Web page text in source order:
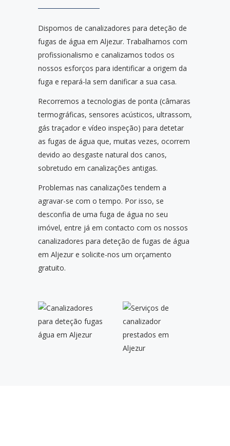
Dispomos de canalizadores para deteção de
fugas de água em Aljezur. Trabalhamos com
profissionalismo e canalizamos todos os
nossos esforços para identificar a origem da
fuga e repará-la sem danificar a sua casa.
Recorremos a tecnologias de ponta (câmaras
termográficas, sensores acústicos, ultrassom,
gás traçador e vídeo inspeção) para detetar
as fugas de água que, muitas vezes, ocorrem
devido ao desgaste natural dos canos,
sobretudo em canalizações antigas.
Problemas nas canalizações tendem a
agravar-se com o tempo. Por isso, se
desconfia de uma fuga de água no seu
imóvel, entre já em contacto com os nossos
canalizadores para deteção de fugas de água
em Aljezur e solicite-nos um orçamento
gratuito.